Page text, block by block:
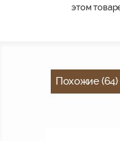
этом
Похожие (64)